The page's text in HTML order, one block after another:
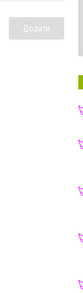
Додати